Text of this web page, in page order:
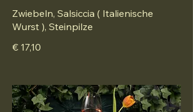
Zwiebeln, Salsiccia ( Italienische
Wurst ), Steinpilze
€ 17,10